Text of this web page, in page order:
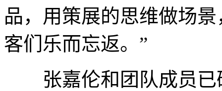
品，用策展的思维做场
客们乐而忘返。”
张嘉伦和团队成员已